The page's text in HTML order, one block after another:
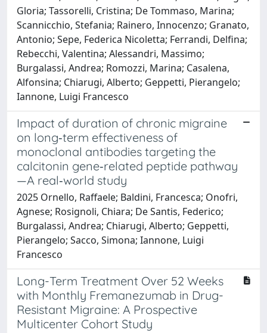
Gloria; Tassorelli, Cristina; De Tommaso, Marina;
Scannicchio, Stefania; Rainero, Innocenzo; Granato,
Antonio; Sepe, Federica Nicoletta; Ferrandi, Delfina;
Rebecchi, Valentina; Alessandri, Massimo;
Burgalassi, Andrea; Romozzi, Marina; Casalena,
Alfonsina; Chiarugi, Alberto; Geppetti, Pierangelo;
Iannone, Luigi Francesco
Impact of duration of chronic migraine
on long‐term effectiveness of
monoclonal antibodies targeting the
calcitonin gene‐related peptide pathway
—A real‐world study
2025 Ornello, Raffaele; Baldini, Francesca; Onofri,
Agnese; Rosignoli, Chiara; De Santis, Federico;
Burgalassi, Andrea; Chiarugi, Alberto; Geppetti,
Pierangelo; Sacco, Simona; Iannone, Luigi
Francesco
Long-Term Treatment Over 52 Weeks
with Monthly Fremanezumab in Drug-
Resistant Migraine: A Prospective
Multicenter Cohort Study